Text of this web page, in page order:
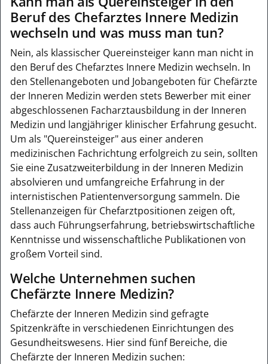
Beruf des Chefarztes Innere Medizin
wechseln und was muss man tun?
Nein, als klassischer Quereinsteiger kann man nicht in
den Beruf des Chefarztes Innere Medizin wechseln. In
den Stellenangeboten und Jobangeboten für Chefärzte
der Inneren Medizin werden stets Bewerber mit einer
abgeschlossenen Facharztausbildung in der Inneren
Medizin und langjähriger klinischer Erfahrung gesucht.
Um als "Quereinsteiger" aus einer anderen
medizinischen Fachrichtung erfolgreich zu sein, sollten
Sie eine Zusatzweiterbildung in der Inneren Medizin
absolvieren und umfangreiche Erfahrung in der
internistischen Patientenversorgung sammeln. Die
Stellenanzeigen für Chefarztpositionen zeigen oft,
dass auch Führungserfahrung, betriebswirtschaftliche
Kenntnisse und wissenschaftliche Publikationen von
großem Vorteil sind.
Welche Unternehmen suchen
Chefärzte Innere Medizin?
Chefärzte der Inneren Medizin sind gefragte
Spitzenkräfte in verschiedenen Einrichtungen des
Gesundheitswesens. Hier sind fünf Bereiche, die
Chefärzte der Inneren Medizin suchen: